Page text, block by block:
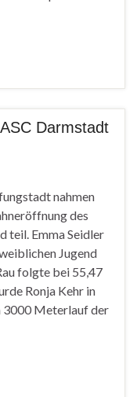
Darmstadt
nahmen
des
teil. Emma Seidler
Jugend
folgte bei 55,47
Ronja Kehr in
3000 Meterlauf der